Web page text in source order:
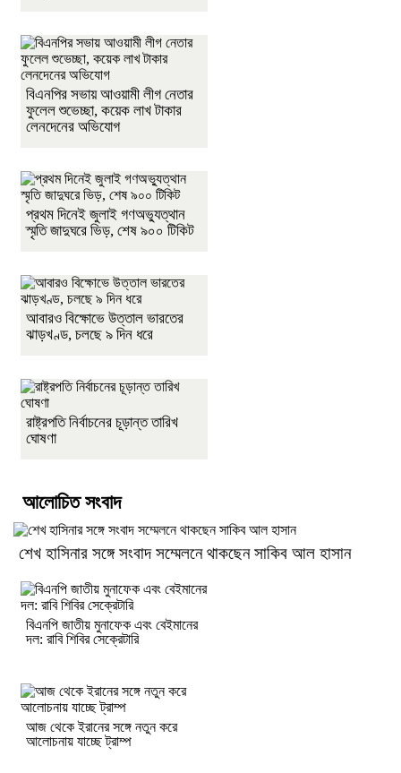
বিএনপির সভায় আওয়ামী লীগ নেতার
ফুলেল শুভেচ্ছা, কয়েক লাখ টাকার
লেনদেনের অভিযোগ
প্রথম দিনেই জুলাই গণঅভ্যুত্থান
স্মৃতি জাদুঘরে ভিড়, শেষ ৯০০ টিকিট
আবারও বিক্ষোভে উত্তাল ভারতের
ঝাড়খণ্ড, চলছে ৯ দিন ধরে
রাষ্ট্রপতি নির্বাচনের চূড়ান্ত তারিখ
ঘোষণা
আলোচিত সংবাদ
শেখ হাসিনার সঙ্গে সংবাদ সম্মেলনে থাকছেন সাকিব আল হাসান
বিএনপি জাতীয় মুনাফেক এবং বেইমানের
দল: রাবি শিবির সেক্রেটারি
আজ থেকে ইরানের সঙ্গে নতুন করে
আলোচনায় যাচ্ছে ট্রাম্প